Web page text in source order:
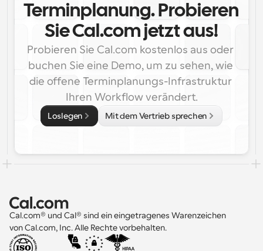
Terminplanung. Probieren
Sie Cal.com jetzt aus!
Probieren Sie Cal.com kostenlos aus oder
buchen Sie eine Demo, um zu sehen, wie
die offene Terminplanungs-Infrastruktur
Ihren Workflow verändert.
Loslegen Mit dem Vertrieb sprechen
Cal.com® und Cal® sind ein eingetragenes Warenzeichen
von Cal.com, Inc. Alle Rechte vorbehalten.